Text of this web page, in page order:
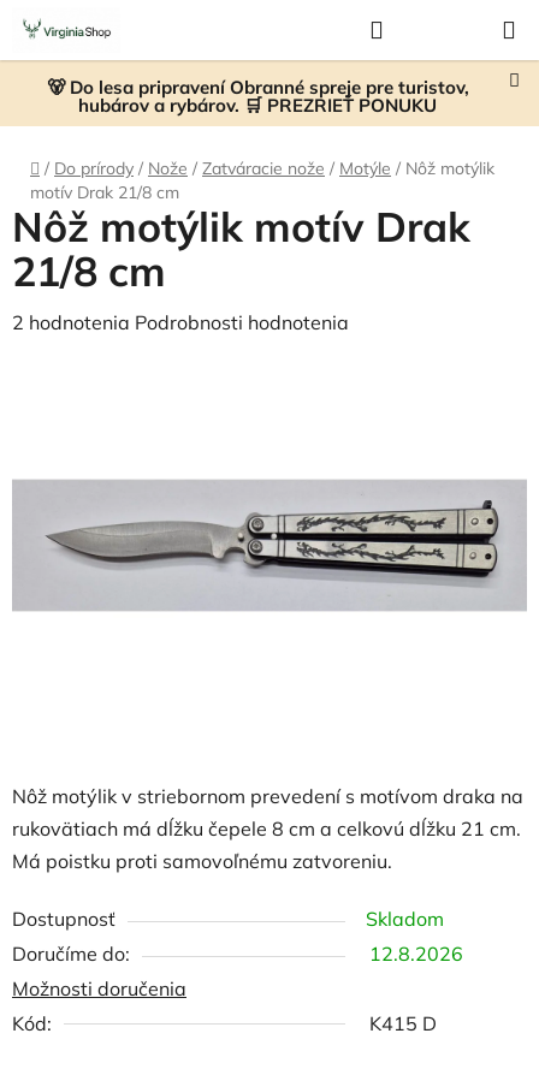
Prejsť
obsah
🐻 Do lesa pripravení Obranné spreje pre turistov,
hubárov a rybárov. 🛒 PREZRIEŤ PONUKU
KOŠÍK
Domov
/ Do prírody / Nože / Zatváracie nože / Motýle / Nôž motýlik
motív Drak 21/8 cm
Nôž motýlik v striebornom prevedení s motívom draka na
rukovätiach má dĺžku čepele 8 cm a celkovú dĺžku 21 cm.
Má poistku proti samovoľnému zatvoreniu.
Dostupnosť
Skladom
12.8.2026
Možnosti doručenia
Kód:
K415 D
Nôž motýlik motív Drak
21/8 cm
Priemerné
z
hviezdičiek.
2 hodnotenia Podrobnosti hodnotenia